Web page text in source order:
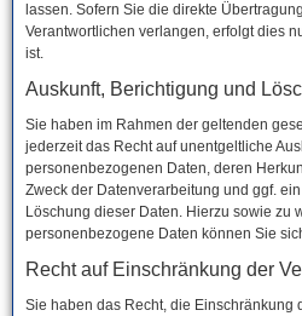
lassen. Sofern Sie die direkte
Verantwortlichen verlangen, erfolgt dies
ist.
Auskunft, Berichtigung und
Sie haben im Rahmen der geltenden
jederzeit das Recht auf unentgeltliche
personenbezogenen Daten, deren
Zweck der Datenverarbeitung und ggf.
Löschung dieser Daten. Hierzu sowie zu
personenbezogene Daten können Sie
Recht auf Einschränkung der
Sie haben das Recht, die Einschränkung